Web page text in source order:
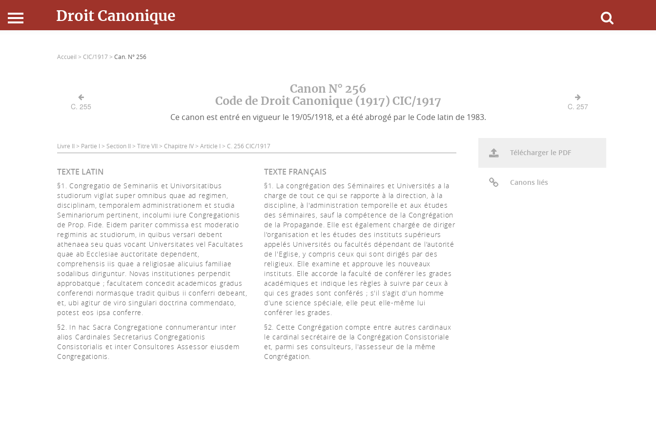
Droit Canonique
Connexion
Accueil > CIC/1917 > Can. N° 256
C. 255
Canon N° 256
Code de Droit Canonique (1917) CIC/1917
Ce canon est entré en vigueur le 19/05/1918, et a été abrogé par le Code latin de 1983.
C. 257
Livre II > Partie I > Section II > Titre VII > Chapitre IV > Article I > C. 256 CIC/1917
TEXTE LATIN TEXTE FRANÇAIS
§1. Congregatio de Seminariis et Univorsitatibus
studiorum vigilat super omnibus quae ad regimen,
disciplinam, temporalem administrationem et studia
Seminariorum pertinent, incolumi iure Congregationis
de Prop. Fide. Eidem pariter commissa est moderatio
regiminis ac studiorum, in quibus versari debent
athenaea seu quas vocant Universitates vel Facultates
quae ab Ecclesiae auctoritate dependent,
comprehensis iis quae a religiosae alicuius familiae
sodalibus diriguntur. Novas institutiones perpendit
approbatque ; facultatem concedit academicos gradus
conferendi normasque tradit quibus ii conferri debeant,
et, ubi agitur de viro singulari doctrina commendato,
potest eos ipsa conferre.
§1. La congrégation des Séminaires et Universités a la
charge de tout ce qui se rapporte à la direction, à la
discipline, à l'administration temporelle et aux études
des séminaires, sauf la compétence de la Congrégation
de la Propagande. Elle est également chargée de diriger
l'organisation et les études des instituts supérieurs
appelés Universités ou facultés dépendant de l'autorité
de l'Eglise, y compris ceux qui sont dirigés par des
religieux. Elle examine et approuve les nouveaux
instituts. Elle accorde la faculté de conférer les grades
académiques et indique les règles à suivre par ceux à
qui ces grades sont conférés ; s'il s'agit d'un homme
d'une science spéciale, elle peut elle-même lui
conférer les grades.
§2. In hac Sacra Congregatione connumerantur inter
alios Cardinales Secretarius Congregationis
Consistorialis et inter Consultores Assessor eiusdem
Congregationis.
§2. Cette Congrégation compte entre autres cardinaux
le cardinal secrétaire de la Congrégation Consistoriale
et, parmi ses consulteurs, l'assesseur de la même
Congrégation.
Télécharger le PDF
Canons liés